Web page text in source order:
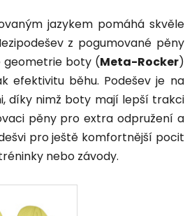
jazykem pomáhá skvěle
z pogumované pěny
geometrie boty (Meta-Rocker)
efektivitu běhu. Podešev je na
díky nimž boty mají lepší trakci
pěny pro extra odpružení a
pro ještě komfortnější pocit
nebo závody.